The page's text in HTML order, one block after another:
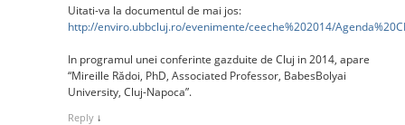
Uitati-va la documentul de mai jos:
http://enviro.ubbcluj.ro/evenimente/ceeche%202014/
In programul unei conferinte gazduite de Cluj in 2014, apare
“Mireille Rădoi, PhD, Associated Professor, BabesBolyai
University, Cluj-Napoca”.
Reply ↓